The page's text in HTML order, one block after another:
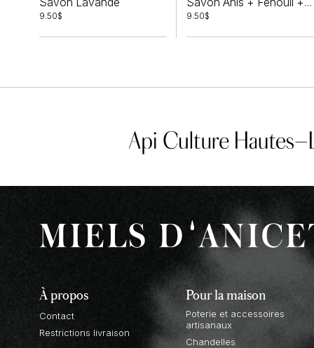
9.50$
Savon Anis + Fenouil + Coriandre
9.50$
À propos
Contact
Restrictions livraison
Pour la maison
Poterie et accessoires
artisanaux
Chandelles